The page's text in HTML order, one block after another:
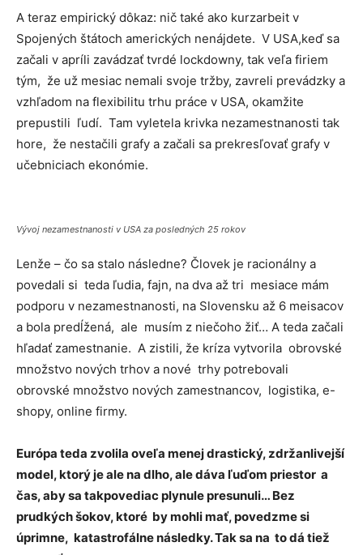
A teraz empirický dôkaz: nič také ako kurzarbeit v
Spojených štátoch amerických nenájdete. V USA,keď sa
začali v apríli zavádzať tvrdé lockdowny, tak veľa firiem
tým, že už mesiac nemali svoje tržby, zavreli prevádzky a
vzhľadom na flexibilitu trhu práce v USA, okamžite
prepustili ľudí. Tam vyletela krivka nezamestnanosti tak
hore, že nestačili grafy a začali sa prekresľovať grafy v
učebniciach ekonómie.
Vývoj nezamestnanosti v USA za posledných 25 rokov
Lenže – čo sa stalo následne? Človek je racionálny a
povedali si teda ľudia, fajn, na dva až tri mesiace mám
podporu v nezamestnanosti, na Slovensku až 6 meisacov
a bola predĺžená, ale musím z niečoho žiť… A teda začali
hľadať zamestnanie. A zistili, že kríza vytvorila obrovské
množstvo nových trhov a nové trhy potrebovali
obrovské množstvo nových zamestnancov, logistika, e-
shopy, online firmy.
Európa teda zvolila oveľa menej drastický, zdržanlivejší
model, ktorý je ale na dlho, ale dáva ľuďom priestor a
čas, aby sa takpovediac plynule presunuli… Bez
prudkých šokov, ktoré by mohli mať, povedzme si
úprimne, katastrofálne následky. Tak sa na to dá tiež